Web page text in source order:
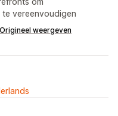
vereenvoudigen
Origineel weergeven